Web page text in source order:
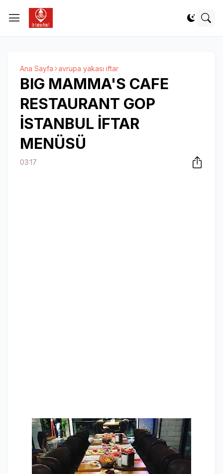
Ana Sayfa avrupa yakası iftar
BIG MAMMA'S CAFE
RESTAURANT GOP
İSTANBUL İFTAR
MENÜSÜ
03:17